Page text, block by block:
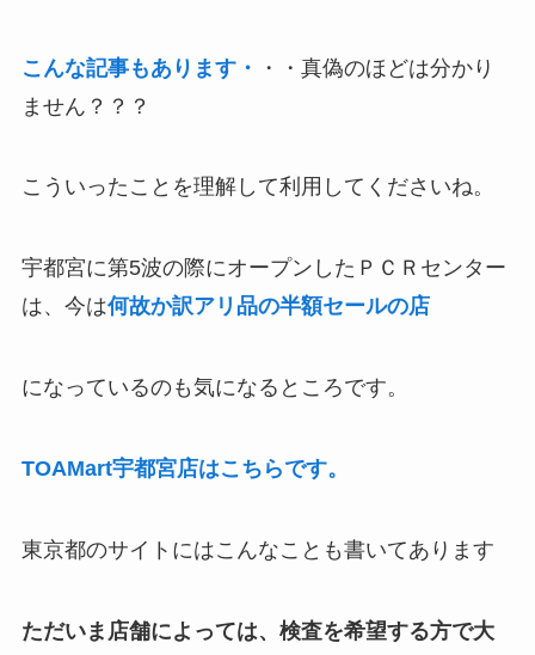
こんな記事もあります・
・・真偽のほどは分かり
ません？？？
こういったことを理解して利用してくださいね。
宇都宮に第5波の際にオープンしたＰＣＲセンター
は、今は何故か訳アリ品の半額セールの店
になっているのも気になるところです。
TOAMart宇都宮店はこちらです。
東京都のサイトにはこんなことも書いてあります
ただいま店舗によっては、検査を希望する方で大